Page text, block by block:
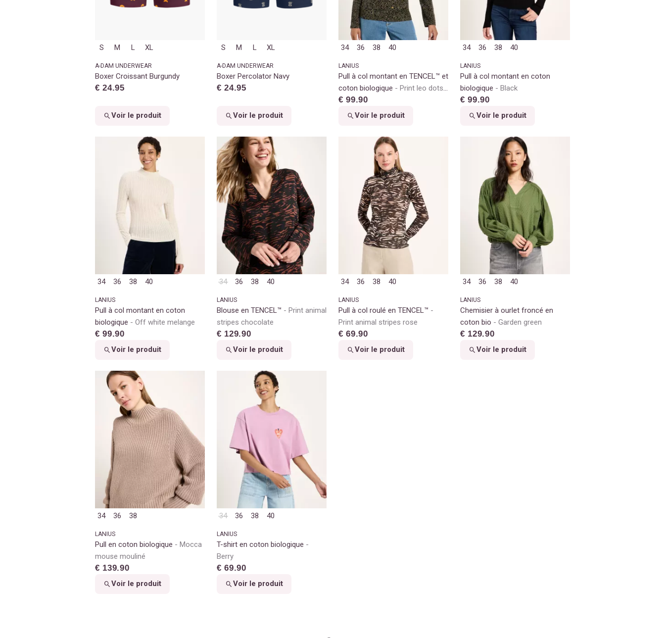
S M L XL
A-DAM UNDERWEAR
Boxer Croissant Burgundy
€ 24.95
Voir le produit
S M L XL
A-DAM UNDERWEAR
Boxer Percolator Navy
€ 24.95
Voir le produit
34 36 38 40
LANIUS
Pull à col montant en TENCEL™ et
coton biologique
Print leo dots
turtle
€ 99.90
Voir le produit
34 36 38 40
LANIUS
Pull à col montant en coton
biologique
Black
€ 99.90
Voir le produit
34 36 38 40
LANIUS
Pull à col montant en coton
biologique
Off white melange
€ 99.90
Voir le produit
34 36 38 40
LANIUS
Blouse en TENCEL™
Print animal
stripes chocolate
€ 129.90
Voir le produit
34 36 38 40
LANIUS
Pull à col roulé en TENCEL™
Print animal stripes rose
€ 69.90
Voir le produit
34 36 38 40
LANIUS
Chemisier à ourlet froncé en
coton bio
Garden green
€ 129.90
Voir le produit
34 36 38
LANIUS
Pull en coton biologique
Mocca
mouse mouliné
€ 139.90
Voir le produit
34 36 38 40
LANIUS
T-shirt en coton biologique
Berry
€ 69.90
Voir le produit